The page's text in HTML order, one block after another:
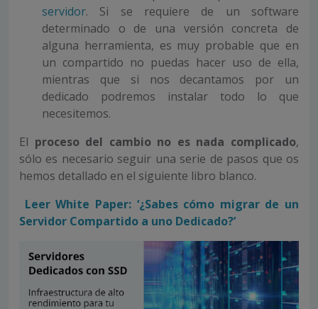
servidor. Si se requiere de un software
determinado o de una versión concreta de
alguna herramienta, es muy probable que en
un compartido no puedas hacer uso de ella,
mientras que si nos decantamos por un
dedicado podremos instalar todo lo que
necesitemos.
El proceso del cambio no es nada complicado,
sólo es necesario seguir una serie de pasos que os
hemos detallado en el siguiente libro blanco.
Leer White Paper: ‘¿Sabes cómo migrar de un
Servidor Compartido a uno Dedicado?’